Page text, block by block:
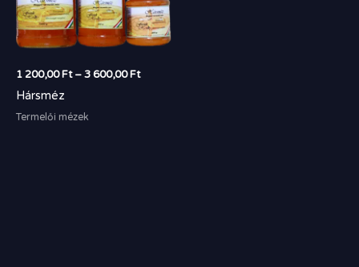
1 200,00Ft –3 600,00Ft
Hársméz
Termelői mézek